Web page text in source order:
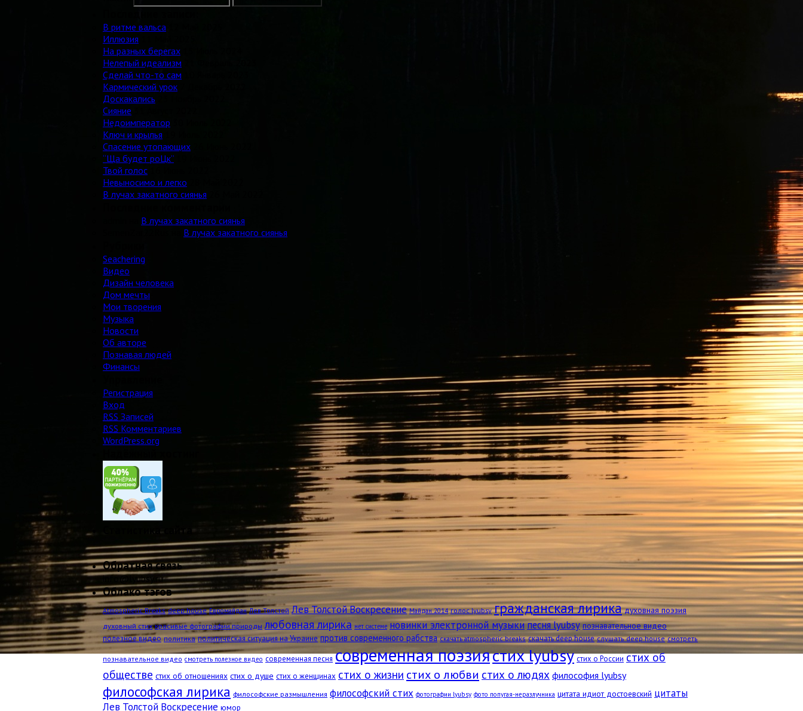
В ритме вальса
Иллюзия
На разных берегах
Нелепый идеализм
Сделай что-то сам
Кармический урок
Доскакались
Сияние
Недоимператор
Ключ и крылья
Спасение утопающих
“Ща будет роЦк”
Твой голос
Невыносимо и легко
В лучах закатного сиянья
В лучах закатного сиянья
В лучах закатного сиянья
Seachering
Видео
Дизайн человека
Дом мечты
Мои творения
Музыка
Новости
Об авторе
Познавая людей
Финансы
Регистрация
Вход
RSS Записей
RSS Комментариев
WordPress.org
Статистика сайта
Обратная связь
info@lyubsy.ru
Облако тэгов
Atmospheric Breaks deep house Евромайдан Лев Толстой Лев Толстой Воскресение Майдан 2014 голос lyubsy гражданская лирика духовная поэзия
духовный стих красивые фотографии природы любовная лирика нет системе новинки электронной музыкипесня lyubsy познавательное видео
полезное видео политика политическая ситуация на Украине против современного рабства скачать atmospheric breaks скачать deep house слушать deep house смотреть
познавательное видео смотреть полезное видео современная песня современная поэзиястих lyubsy стих о России стих об
обществе стих об отношениях стих о душе стих о женщинах стих о жизни стих о любви стих о людях философия lyubsy
философская лирика философские размышления философский стих фотографии lyubsy фото попугая-неразлучника цитата идиот достоевский цитаты
Лев Толстой Воскресение юмор